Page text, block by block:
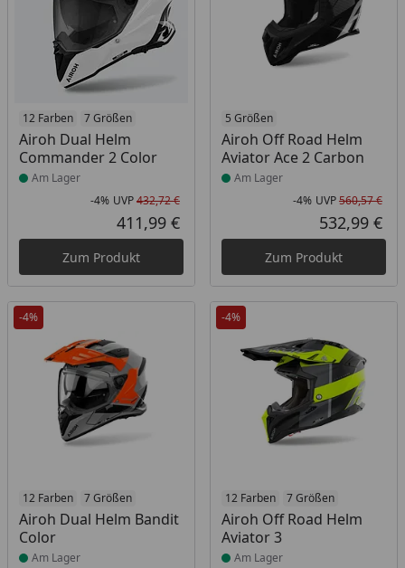
12 Farben 7 Größen
Airoh Dual Helm
Commander 2 Color
Produkt am Lager
Am Lager
Rabatt in Prozent
-4%
Ursprünglicher Preis
UVP432,72 €
Aktueller Preis
411,99 €
Zum Produkt
5 Größen
Airoh Off Road Helm
Aviator Ace 2 Carbon
Produkt am Lager
Am Lager
-4% UVP560,57 €
532,99 €
Zum Produkt
-4%
12 Farben 7 Größen
Airoh Dual Helm Bandit
Color
Produkt am Lager
Am Lager
-4%
12 Farben 7 Größen
Airoh Off Road Helm
Aviator 3
Produkt am Lager
Am Lager